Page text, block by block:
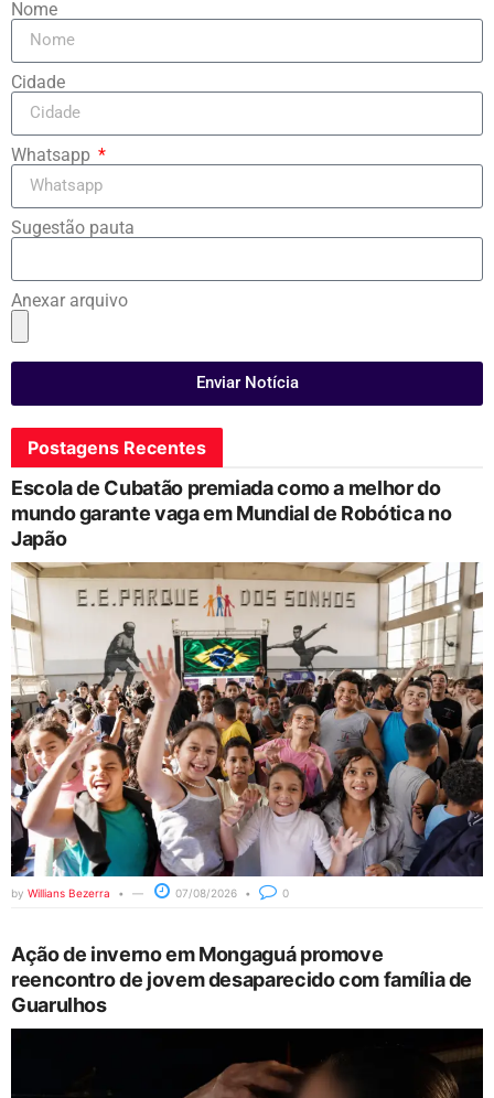
Nome
Cidade
Whatsapp
Sugestão pauta
Anexar arquivo
Enviar Notícia
Postagens Recentes
Escola de Cubatão premiada como a melhor do
mundo garante vaga em Mundial de Robótica no
Japão
by Willians Bezerra 07/08/2026 0
Ação de inverno em Mongaguá promove
reencontro de jovem desaparecido com família de
Guarulhos